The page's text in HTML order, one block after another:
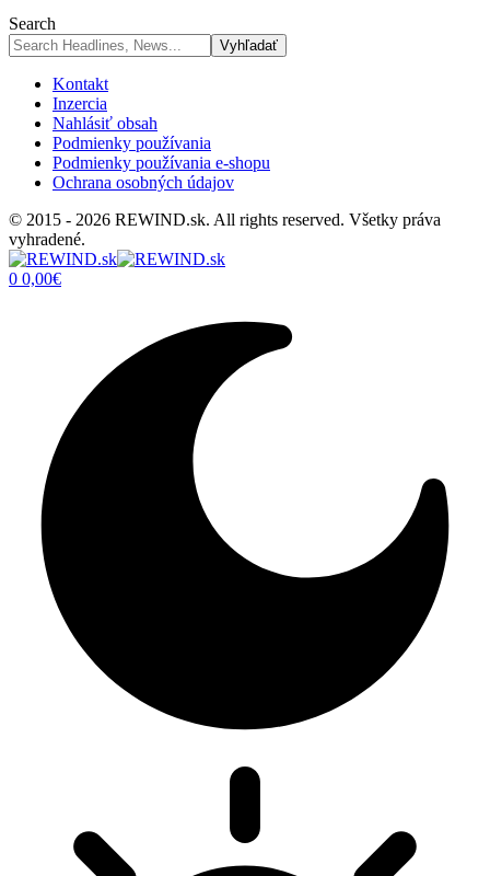
Search
Kontakt
Inzercia
Nahlásiť obsah
Podmienky používania
Podmienky používania e-shopu
Ochrana osobných údajov
© 2015 - 2026 REWIND.sk. All rights reserved. Všetky práva
vyhradené.
0 0,00€